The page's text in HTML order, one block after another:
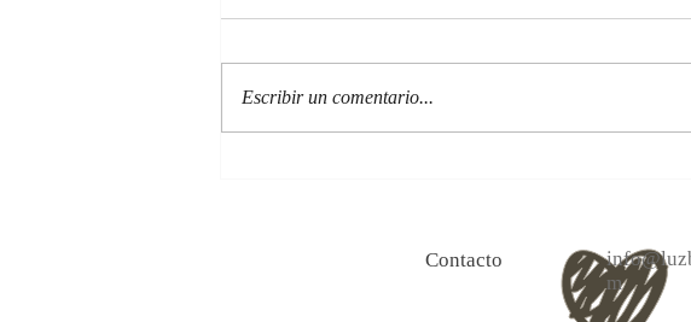
Escribir un comentario...
Contacto
m